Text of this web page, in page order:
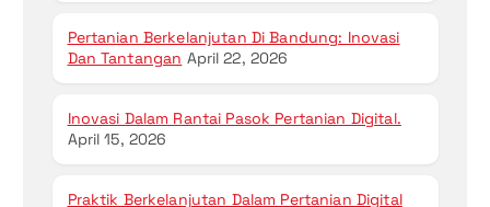
Pertanian Berkelanjutan Di Bandung: Inovasi
Dan Tantangan April 22, 2026
Inovasi Dalam Rantai Pasok Pertanian Digital.
April 15, 2026
Praktik Berkelanjutan Dalam Pertanian Digital